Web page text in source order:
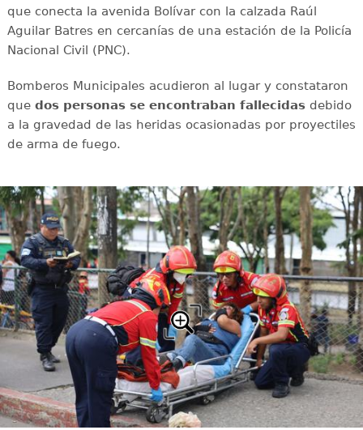
que conecta la avenida Bolívar con la calzada Raúl
Aguilar Batres en cercanías de una estación de la Policía
Nacional Civil (PNC).
Bomberos Municipales acudieron al lugar y constataron
que dos personas se encontraban fallecidasdebido
a la gravedad de las heridas ocasionadas por proyectiles
de arma de fuego.